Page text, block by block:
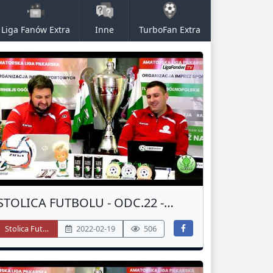
Liga Fanów Extra Inne TurboFan Extra
FUTBOLU - ODC.22 -
1 LIGA - JESIEŃ
2021
Stolica Futbolu 2022-02-19 506